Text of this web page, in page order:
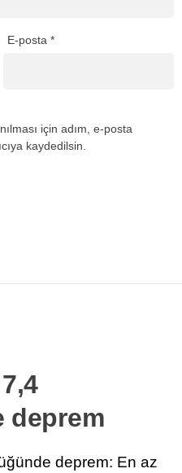
E-posta*
için adım, e-posta
kaydedilsin.
deprem
deprem: En az